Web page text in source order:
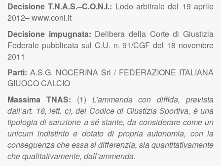
Decisione T.N.A.S.–C.O.N.I.: Lodo arbitrale del 19 aprile
2012– www.coni.it
Decisione impugnata: Delibera della Corte di Giustizia
Federale pubblicata sul C.U. n. 91/CGF del 18 novembre
2011
Parti: A.S.G. NOCERINA Srl / FEDERAZIONE ITALIANA
GIUOCO CALCIO
Massima TNAS: (1) L’ammenda con diffida, prevista
dall’art. 18, lett. c), del Codice di Giustizia Sportiva, è una
tipologia di sanzione a sé stante, da considerare come un
unicum indistinto e dotato di propria autonomia, con la
conseguenza che essa si differenzia, sia quantitativamente
che qualitativamente, dall’ammenda.